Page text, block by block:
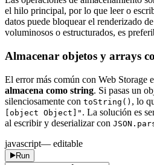
el hilo principal, por lo que leer o
datos puede bloquear el renderizado
voluminosos o estructurados, es
Almacenar objetos y arrays
El error más común con Web Storage
almacena como string. Si pasas un
silenciosamente con toString() , lo
[object Object]" . La solución es
al escribir y deserializar con
javascript— editable
Run